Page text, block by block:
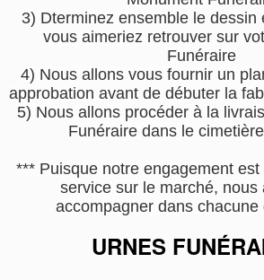
3) Dterminez ensemble le dessin
vous aimeriez retrouver sur
Funéraire
4) Nous allons vous fournir un
approbation avant de débuter la
5) Nous allons procéder à la
Funéraire dans le
*** Puisque notre engagement
service sur le marché, nous
accompagner dans chacune
URNES